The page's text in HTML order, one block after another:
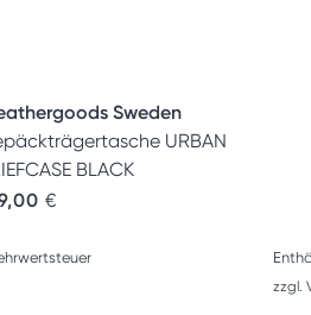
Sweden
URBAN
BLACK
€
zzgl.